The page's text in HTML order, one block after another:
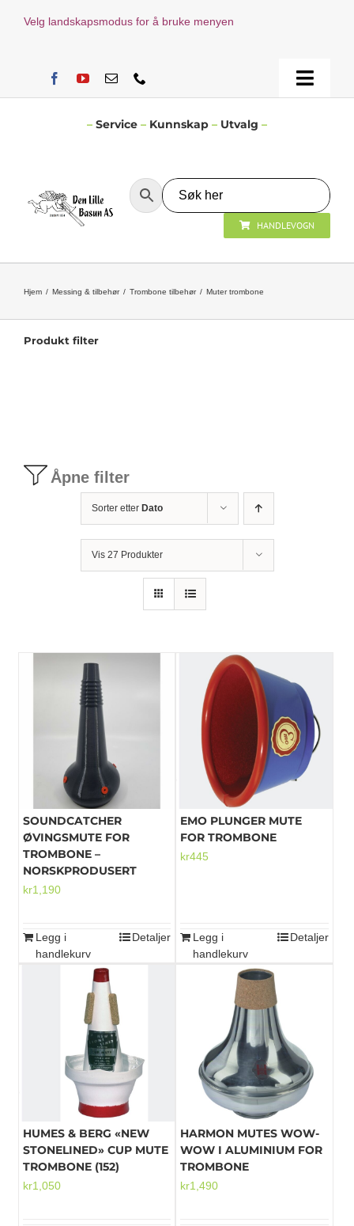
Velg landskapsmodus for å bruke menyen
Toggle
Instrumenter og tilbehør
Bager/ etuier
Diverse tilbehør
– Service – Kunnskap – Utvalg –
HANDLEVOGN
Hjem Messing & tilbehør Trombone tilbehør Muter trombone
Åpne filter
Sorter etter Dato
Vis 27 Produkter
SOUNDCATCHER
ØVINGSMUTE FOR
TROMBONE –
NORSKPRODUSERT
kr1,190
Legg i
handlekurv
Detaljer
EMO PLUNGER MUTE
FOR TROMBONE
kr445
Legg i
handlekurv
Detaljer
HUMES & BERG «NEW
STONELINED» CUP MUTE
TROMBONE (152)
kr1,050
HARMON MUTES WOW-
WOW I ALUMINIUM FOR
TROMBONE
kr1,490
Produkt filter